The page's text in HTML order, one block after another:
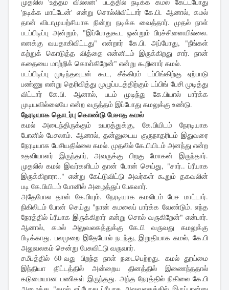
'நடிக்க மாட்டேன்' என்று சொல்லிவிட்டார் கே.பி. ஆனால், கமல்
தான் விடாமுயற்சியாக நின்று நடிக்க வைத்தார். முதல் நாள்
படப்பிடிப்பு அன்றும், "இப்போதுகூட ஒன்றும் பிரச்சினையில்லை.
எனக்கு வயதாகிவிட்டது" என்றார் கே.பி. அப்போது, "நீங்கள்
கற்றுக் கொடுத்த வித்தை என்னிடம் இருக்கிறது சார். நான்
கதையை மாற்றிக் கொள்கிறேன்" என்று கூறினார் கமல்.
படப்பிடிப்பு முடிந்தவுடன் கூட, சீக்கிரம் டப்பிங்கிற்கு ஏற்பாடு
பண்ணு என்று தெரிவித்து முழுப்படத்திற்கும் டப்பிங் பேசி முடித்து
விட்டார் கே.பி. ஆனால், படம் முடிந்து கே.பியால் பார்க்க
முடியவில்லையே என்ற வருத்தம் இப்போது கமலுக்கு உண்டு.
நேரடியாக தொடர்பு கொண்டு பேசாத கமல்
கமல் அடைந்திருக்கும் உயரத்துக்கு, கே.பியிடம் நேரடியாக
போனில் பேசலாம். ஆனால், தன்னுடைய குருநாதரிடம் இதுவரை
நேரடியாக பேசியதில்லை கமல். முதலில் கே.பியிடம் அனந்து என்ற
உதவியாளர் இருந்தார், அவருக்கு பிறகு மோகன் இருந்தார்.
முதலில் கமல் இவர்களிடம் தான் போன் செய்து, "சார்.. ப்ரீயாக
இருக்கிறாரா.." என்று கேட்டுவிட்டு அவர்கள் கூறும் தகவலின்
படி கே.பியிடம் போனில் அழைத்துப் பேசுவார்.
அதேபோல தான் கே.பியும். நேரடியாக கமலிடம் பேச மாட்டார்.
நிகிலிடம் போன் செய்து "நான் கமலைப் பார்க்க வேண்டும். எந்த
நேரத்தில் ப்ரீயாக இருக்கிறார் என்று சொல் வருகிறேன்" என்பார்.
ஆனால், கமல் அலுவலகத்துக்கு கே.பி வருவது கமலுக்கு
பிடிக்காது. பலமுறை இதேபோல் நடந்து, இறுதியாக கமல், கே.பி
அலுவலகம் சென்று பேசுவிட்டு வருவார்.
சமீபத்தில் 60-வது பிறந்த நாள் நடைபெற்றது. கமல் தூய்மை
இந்தியா திட்டத்தில் அன்றைய தினத்தில் இணைந்ததால்
கடுமையான பணிகள் இருந்தது. அந்த நேரத்தில் நிகிலை கே.பி